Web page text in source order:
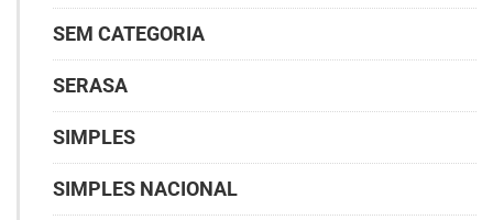
SEM CATEGORIA
SERASA
SIMPLES
SIMPLES NACIONAL